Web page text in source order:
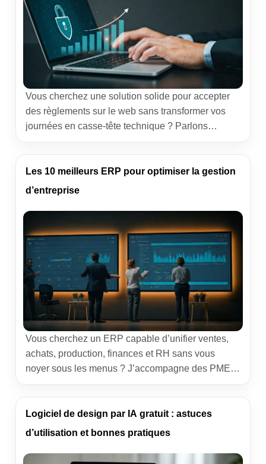
Vous cherchez une solution solide pour accepter
des règlements sur le web sans transformer vos
journées en casse-tête technique ? Parlons
commerciales, des devs et des DAF dans
l’intégration de systèmes d’encaissement. Obvy
pense conversion, sécurité […]
Les 10 meilleurs ERP pour optimiser la gestion
d’entreprise
Vous cherchez un ERP capable d’unifier ventes,
achats, production, finances et RH sans vous
noyer sous les menus ? J’accompagne des PME
concret, pour choisir le bon progiciel de gestion
intégré et éviter les écueils qui […]
Logiciel de design par IA gratuit : astuces
d’utilisation et bonnes pratiques